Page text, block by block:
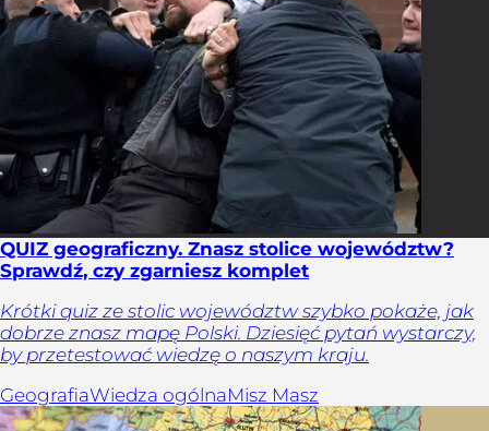
QUIZ geograficzny. Znasz stolice województw?
Sprawdź, czy zgarniesz komplet
Krótki quiz ze stolic województw szybko pokaże, jak
dobrze znasz mapę Polski. Dziesięć pytań wystarczy,
by przetestować wiedzę o naszym kraju.
GeografiaWiedza ogólnaMisz Masz